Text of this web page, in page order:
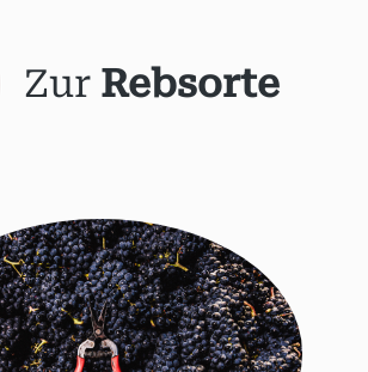
Zur Rebsorte